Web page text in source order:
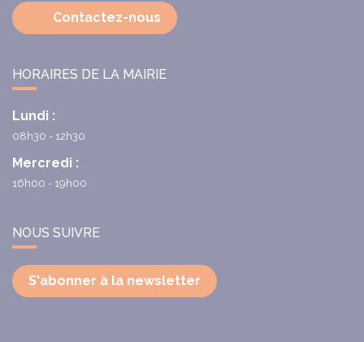
Contactez-nous
HORAIRES DE LA MAIRIE
Lundi :
08h30 - 12h30
Mercredi :
16h00 - 19h00
NOUS SUIVRE
S'abonner à la newsletter